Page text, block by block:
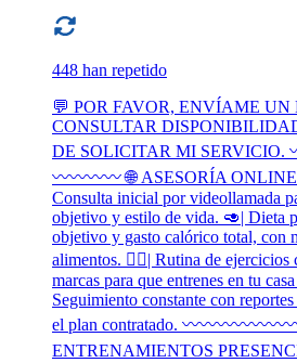
448 han repetido
💬 POR FAVOR, ENVÍAME UN
CONSULTAR
DE SOLICITAR MI SERVICIO.
〰️〰️〰️〰️ 🌐 ASESORÍA
Consulta inicial por videollamada
objetivo y estilo de vida. 🥑| Dieta
objetivo y gasto calórico total, con
alimentos. 🏋🏻| Rutina de ejercicios
marcas para que entrenes en tu
Seguimiento constante con
el plan contratado. 〰️〰️〰️〰️〰️
ENTRENAMIENTOS